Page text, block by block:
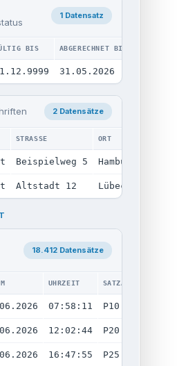
1 Datensatz
BIS ABGERECHNET BIS
31.05.2026
2 Datensätze
STRASSE ORT
Beispielweg 5 Hamburg
Altstadt 12 Lübeck
18.412 Datensätze
UHRZEIT SATZART
07:58:11 P10 Kommen
12:02:44 P20 Pause
16:47:55 P25 Gehen